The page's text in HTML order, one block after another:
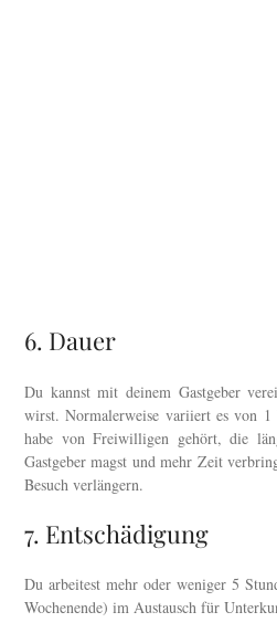
6. Dauer
Du kannst mit deinem Gastgeber
wirst. Normalerweise variiert es von
habe von Freiwilligen gehört, die
Gastgeber magst und mehr Zeit
Besuch verlängern.
7. Entschädigung
Du arbeitest mehr oder weniger 5
Wochenende) im Austausch für